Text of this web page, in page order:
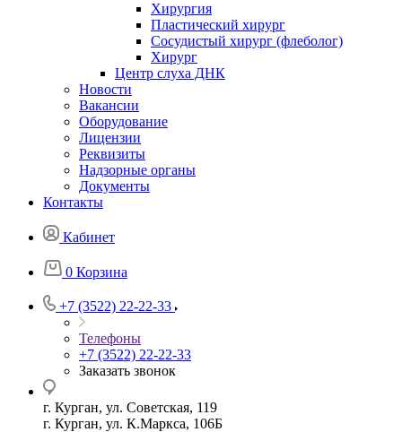
Хирургия
Пластический хирург
Сосудистый хирург (флеболог)
Хирург
Центр слуха ДНК
Новости
Вакансии
Оборудование
Лицензии
Реквизиты
Надзорные органы
Документы
Контакты
Кабинет
0 Корзина
+7 (3522) 22-22-33
Телефоны
+7 (3522) 22-22-33
Заказать звонок
г. Курган, ул. Советская, 119
г. Курган, ул. К.Маркса, 106Б